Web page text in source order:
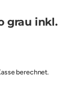
grau inkl.
berechnet.